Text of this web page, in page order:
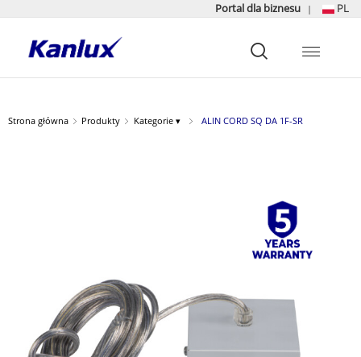
Portal dla biznesu | PL
główna
Strona główna Produkty Kategorie ▾ ALIN CORD SQ DA 1F-SR